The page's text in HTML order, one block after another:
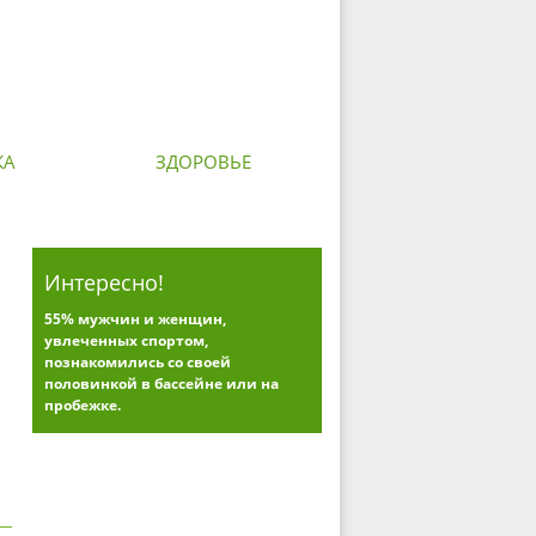
ЗДОРОВЬЕ
Интересно!
55% мужчин и женщин,
увлеченных спортом,
познакомились со своей
половинкой в бассейне или на
пробежке.